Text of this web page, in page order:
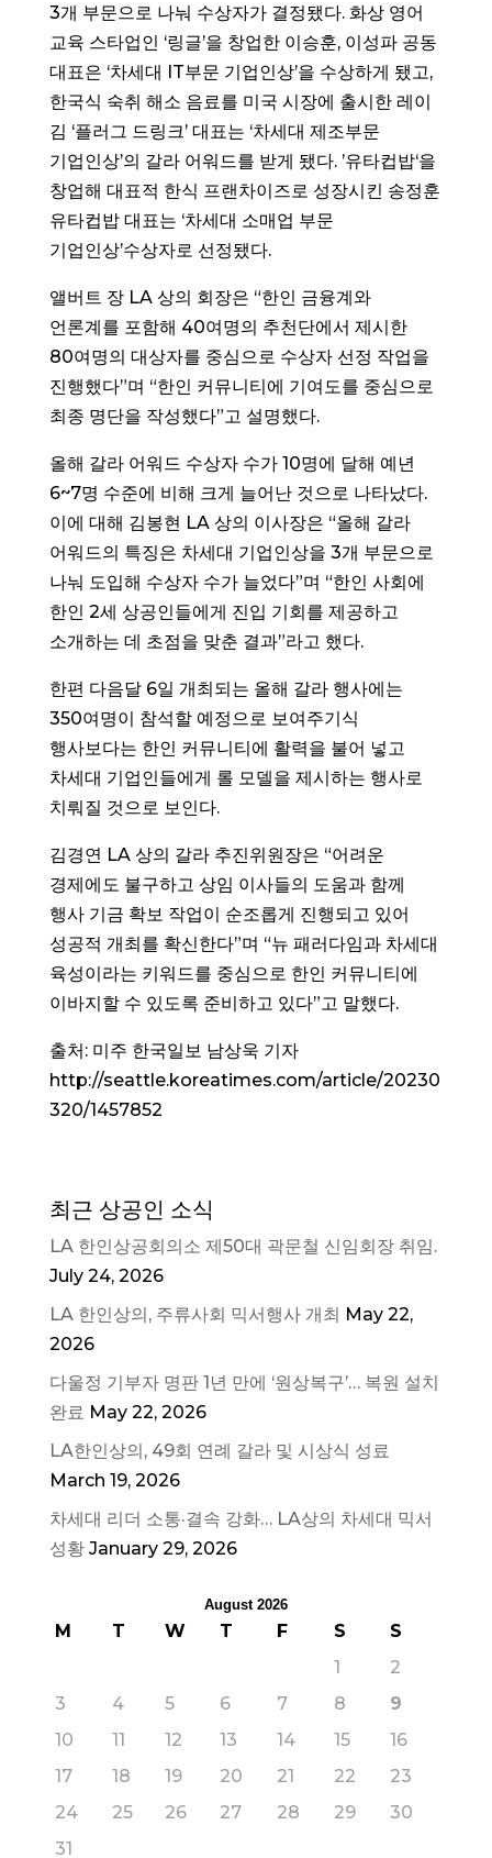
3개 부문으로 나눠 수상자가 결정됐다. 화상 영어
교육 스타업인 ‘링글’을 창업한 이승훈, 이성파 공동
대표은 ‘차세대 IT부문 기업인상’을 수상하게 됐고,
한국식 숙취 해소 음료를 미국 시장에 출시한 레이
김 ‘플러그 드링크’ 대표는 ‘차세대 제조부문
기업인상’의 갈라 어워드를 받게 됐다. ’유타컵밥‘을
창업해 대표적 한식 프랜차이즈로 성장시킨 송정훈
유타컵밥 대표는 ‘차세대 소매업 부문
기업인상’수상자로 선정됐다.
앨버트 장 LA 상의 회장은 “한인 금융계와
언론계를 포함해 40여명의 추천단에서 제시한
80여명의 대상자를 중심으로 수상자 선정 작업을
진행했다”며 “한인 커뮤니티에 기여도를 중심으로
최종 명단을 작성했다”고 설명했다.
올해 갈라 어워드 수상자 수가 10명에 달해 예년
6~7명 수준에 비해 크게 늘어난 것으로 나타났다.
이에 대해 김봉현 LA 상의 이사장은 “올해 갈라
어워드의 특징은 차세대 기업인상을 3개 부문으로
나눠 도입해 수상자 수가 늘었다”며 “한인 사회에
한인 2세 상공인들에게 진입 기회를 제공하고
소개하는 데 초점을 맞춘 결과”라고 했다.
한편 다음달 6일 개최되는 올해 갈라 행사에는
350여명이 참석할 예정으로 보여주기식
행사보다는 한인 커뮤니티에 활력을 불어 넣고
차세대 기업인들에게 롤 모델을 제시하는 행사로
치뤄질 것으로 보인다.
김경연 LA 상의 갈라 추진위원장은 “어려운
경제에도 불구하고 상임 이사들의 도움과 함께
행사 기금 확보 작업이 순조롭게 진행되고 있어
성공적 개최를 확신한다”며 “뉴 패러다임과 차세대
육성이라는 키워드를 중심으로 한인 커뮤니티에
이바지할 수 있도록 준비하고 있다”고 말했다.
출처: 미주 한국일보 남상욱 기자
http://seattle.koreatimes.com/article/20230
320/1457852
최근 상공인 소식
LA 한인상공회의소 제50대 곽문철 신임회장 취임.
July 24, 2026
LA 한인상의, 주류사회 믹서행사 개최 May 22,
2026
다울정 기부자 명판 1년 만에 ‘원상복구’… 복원 설치
완료 May 22, 2026
LA한인상의, 49회 연례 갈라 및 시상식 성료
March 19, 2026
차세대 리더 소통·결속 강화… LA상의 차세대 믹서
성황 January 29, 2026
August 2026
M T W T F S
S
1
2
3
4 5 6 7 8
9
10
11 12 13 14 15
16
17
18 19 20 21 22
23
24
25 26 27 28 29
30
31